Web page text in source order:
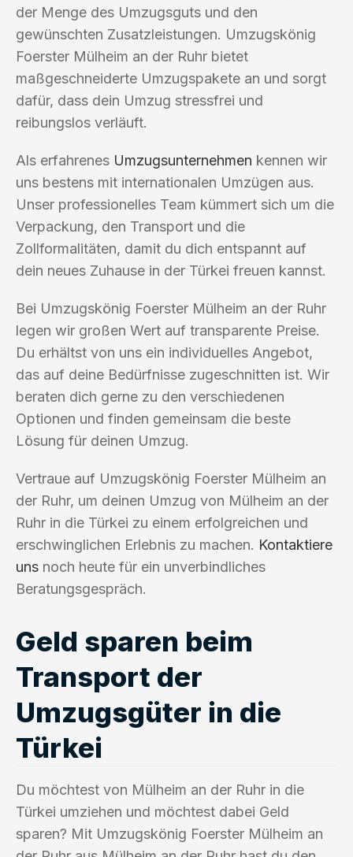
der Menge des Umzugsguts und den
gewünschten Zusatzleistungen. Umzugskönig
Foerster Mülheim an der Ruhr bietet
maßgeschneiderte Umzugspakete an und sorgt
dafür, dass dein Umzug stressfrei und
reibungslos verläuft.
Als erfahrenes Umzugsunternehmen kennen wir
uns bestens mit internationalen Umzügen aus.
Unser professionelles Team kümmert sich um die
Verpackung, den Transport und die
Zollformalitäten, damit du dich entspannt auf
dein neues Zuhause in der Türkei freuen kannst.
Bei Umzugskönig Foerster Mülheim an der Ruhr
legen wir großen Wert auf transparente Preise.
Du erhältst von uns ein individuelles Angebot,
das auf deine Bedürfnisse zugeschnitten ist. Wir
beraten dich gerne zu den verschiedenen
Optionen und finden gemeinsam die beste
Lösung für deinen Umzug.
Vertraue auf Umzugskönig Foerster Mülheim an
der Ruhr, um deinen Umzug von Mülheim an der
Ruhr in die Türkei zu einem erfolgreichen und
erschwinglichen Erlebnis zu machen. Kontaktiere
uns noch heute für ein unverbindliches
Beratungsgespräch.
Geld sparen beim
Transport der
Umzugsgüter in die
Türkei
Du möchtest von Mülheim an der Ruhr in die
Türkei umziehen und möchtest dabei Geld
sparen? Mit Umzugskönig Foerster Mülheim an